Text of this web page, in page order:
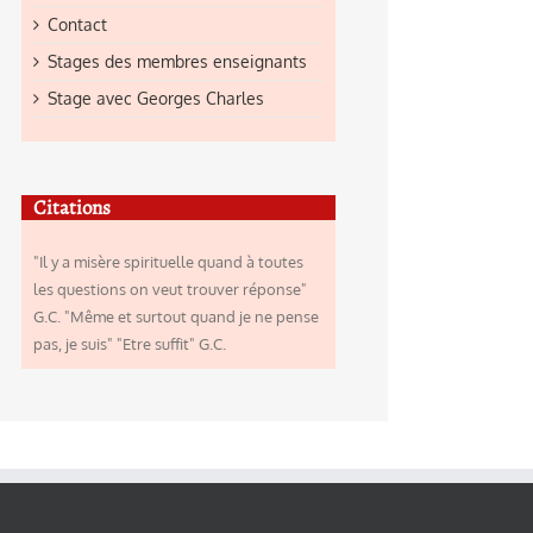
Contact
Stages des membres enseignants
Stage avec Georges Charles
Citations
"Il y a misère spirituelle quand à toutes
les questions on veut trouver réponse"
G.C. "Même et surtout quand je ne pense
pas, je suis" "Etre suffit" G.C.